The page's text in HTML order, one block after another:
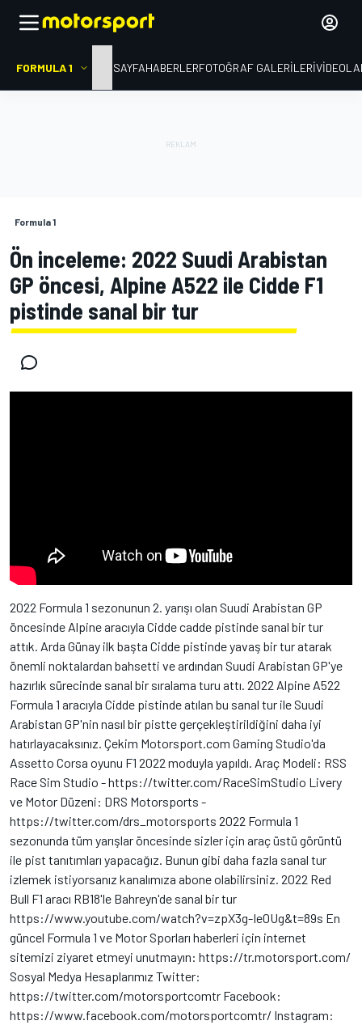
FORMULA 1 ANA SAYFAHABERLERFOTOĞRAF GALERILERI
Formula 1
Ön inceleme: 2022 Suudi Arabistan
GP öncesi, Alpine A522 ile Cidde F1
pistinde sanal bir tur
2022 Formula 1 sezonunun 2. yarışı olan Suudi Arabistan GP
öncesinde Alpine aracıyla Cidde cadde pistinde sanal bir tur
attık. Arda Günay ilk başta Cidde pistinde yavaş bir tur atarak
önemli noktalardan bahsetti ve ardından Suudi Arabistan GP'ye
hazırlık sürecinde sanal bir sıralama turu attı. 2022 Alpine A522
Formula 1 aracıyla Cidde pistinde atılan bu sanal tur ile Suudi
Arabistan GP'nin nasıl bir pistte gerçekleştirildiğini daha iyi
hatırlayacaksınız. Çekim Motorsport.com Gaming Studio'da
Assetto Corsa oyunu F1 2022 moduyla yapıldı. Araç Modeli: RSS
Race Sim Studio - https://twitter.com/RaceSimStudio Livery
ve Motor Düzeni: DRS Motorsports -
https://twitter.com/drs_motorsports 2022 Formula 1
sezonunda tüm yarışlar öncesinde sizler için araç üstü görüntü
ile pist tanıtımları yapacağız. Bunun gibi daha fazla sanal tur
izlemek istiyorsanız kanalımıza abone olabilirsiniz. 2022 Red
Bull F1 aracı RB18'le Bahreyn'de sanal bir tur
https://www.youtube.com/watch?v=zpX3g-Ie0Ug&t=89s En
güncel Formula 1 ve Motor Sporları haberleri için internet
sitemizi ziyaret etmeyi unutmayın: https://tr.motorsport.com/
Sosyal Medya Hesaplarımız Twitter:
https://twitter.com/motorsportcomtr Facebook:
https://www.facebook.com/motorsportcomtr/ Instagram: